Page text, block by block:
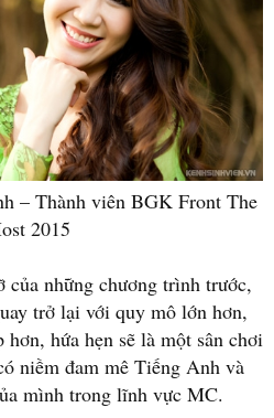
– Thành viên BGK Front The
2015
những chương trình trước,
trở lại với quy mô lớn hơn,
hơn, hứa hẹn sẽ là một sân chơi
niềm đam mê Tiếng Anh và
mình trong lĩnh vực MC.